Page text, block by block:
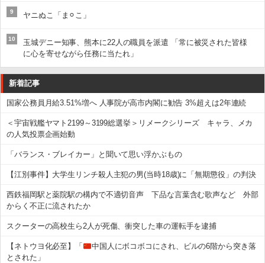
9 ヤニぬこ「ま⚪︎こ」
10
玉城デニー知事、熊本に22人の職員を派遣 「常に被災された皆様
に心を寄せながら任務に当たれ」
新着記事
国家公務員月給3.51%増へ 人事院が高市内閣に勧告 3%超えは2年連続
＜宇宙戦艦ヤマト2199～3199総選挙＞リメークシリーズ キャラ、メカ
の人気投票企画始動
「バランス・ブレイカー」と聞いて思い浮かぶもの
【江別事件】大学生リンチ殺人主犯の男(当時18歳)に「無期懲役」の判決
西鉄福岡駅と薬院駅の構内で不適切音声 下品な言葉含む歌声など 外部
からく不正に流されたか
スクーターの高校生ら2人が死傷、衝突した車の運転手を逮捕
【ネトウヨ化必至】「
中国人にボコボコにされ、ビルの6階から突き落
とされた」